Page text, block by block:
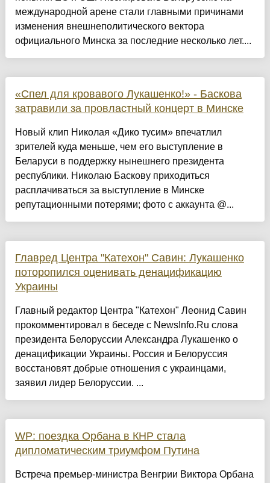
международной арене стали главными причинами
изменения внешнеполитического вектора
официального Минска за последние несколько лет....
«Спел для кровавого Лукашенко!» - Баскова
затравили за провластный концерт в Минске
Новый клип Николая «Дико тусим» впечатлил
зрителей куда меньше, чем его выступление в
Беларуси в поддержку нынешнего президента
республики. Николаю Баскову приходиться
расплачиваться за выступление в Минске
репутационными потерями; фото с аккаунта @...
Главред Центра "Катехон" Савин: Лукашенко
поторопился оценивать денацификацию
Украины
Главный редактор Центра "Катехон" Леонид Савин
прокомментировал в беседе с NewsInfo.Ru слова
президента Белоруссии Александра Лукашенко о
денацификации Украины. Россия и Белоруссия
восстановят добрые отношения с украинцами,
заявил лидер Белоруссии. ...
WP: поездка Орбана в КНР стала
дипломатическим триумфом Путина
Встреча премьер-министра Венгрии Виктора Орбана